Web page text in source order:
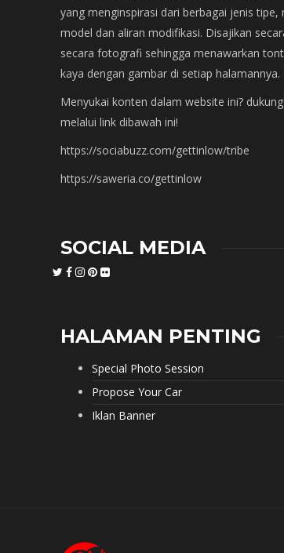
yang menginspirasi dari berbagai jenis tipe,
model dan aliran modifikasi. Disajikan
secara fotografi sehingga menawarkan
kaya dengan gambar di setiap halamannya.
Menyukai konten dalam website ini?
melalui link dibawah ini!
https://sociabuzz.com/gettinlow/tribe
https://saweria.co/gettinlow
SOCIAL MEDIA
HALAMAN PENTING
Special Photo Session
Propose Your Car
Iklan Banner